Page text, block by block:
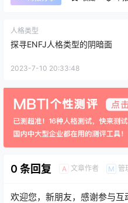
人格类型
探寻ENFJ人格类型的阴暗面
2023-7-10 20:33:48
0 条回复 A 文章作者 M 管
欢迎您，新朋友，感谢参与互